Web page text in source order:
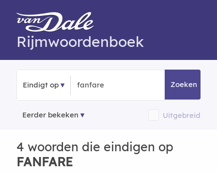
Rijmwoordenboek
Eindigt op Zoeken
Eerder bekeken Uitgebreid
4 woorden die eindigen op
FANFARE